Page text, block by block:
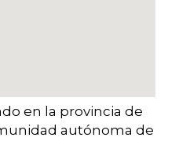
en la provincia de
autónoma de